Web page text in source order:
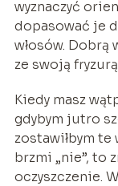
wyznaczyć
dopasować je
włosów.
ze swoją
Kiedy masz
gdybym jutro
zostawiłbym te
brzmi „nie”, to
oczyszczenie.